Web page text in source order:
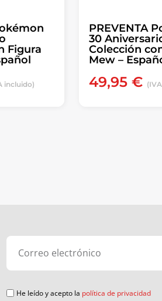
Figura
incluido)
PREVENTA
30
Colección
Mew –
49,95€
He leído y acepto la política de privacidad